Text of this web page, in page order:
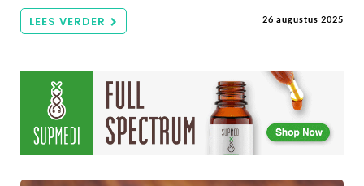
LEES VERDER 26 augustus 2025